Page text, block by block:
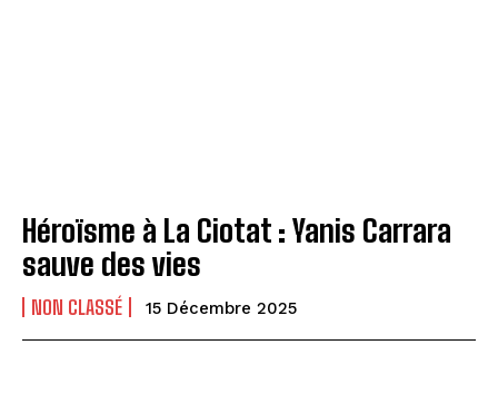
Héroïsme à La Ciotat : Yanis Carrara
sauve des vies
NON CLASSÉ 15 Décembre 2025